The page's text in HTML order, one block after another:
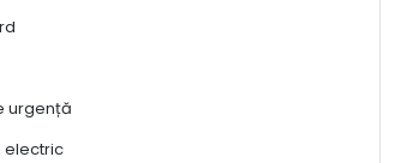
urgență
electric